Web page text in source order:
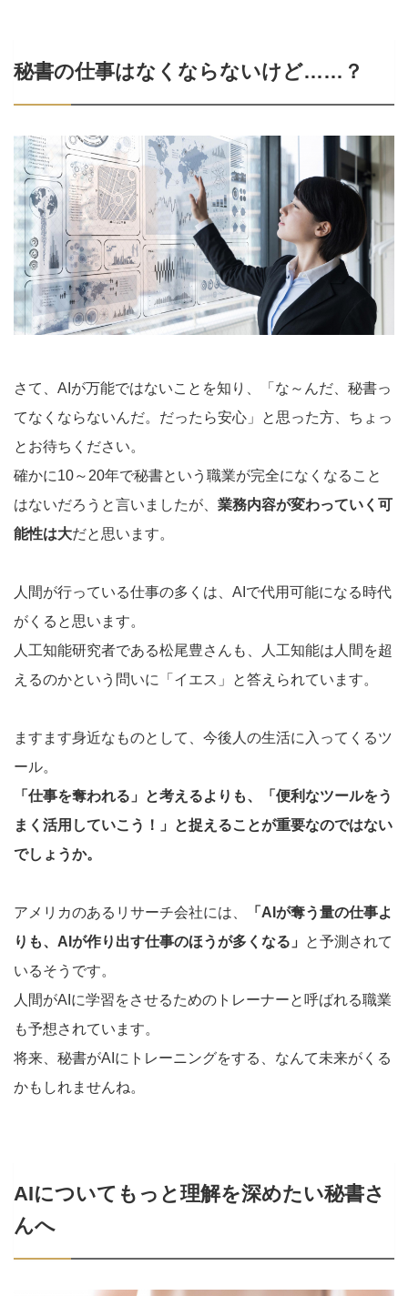
秘書の仕事はなくならないけど……？
さて、AIが万能ではないことを知り、「な～んだ、秘書っ
てなくならないんだ。だったら安心」と思った方、ちょっ
とお待ちください。
確かに10～20年で秘書という職業が完全になくなること
はないだろうと言いましたが、 業務内容が変わっていく可
能性は大だと思います。
人間が行っている仕事の多くは、AIで代用可能になる時代
がくると思います。
人工知能研究者である松尾豊さんも、人工知能は人間を超
えるのかという問いに「イエス」と答えられています。
ますます身近なものとして、今後人の生活に入ってくるツ
ール。
「仕事を奪われる」と考えるよりも、「便利なツールをう
まく活用していこう！」と捉えることが重要なのではない
でしょうか。
アメリカのあるリサーチ会社には、
「AIが奪う量の仕事よ
りも、AIが作り出す仕事のほうが多くなる」
と予測されて
いるそうです。
人間がAIに学習をさせるためのトレーナーと呼ばれる職業
も予想されています。
将来、秘書がAIにトレーニングをする、なんて未来がくる
かもしれませんね。
AIについてもっと理解を深めたい秘書さ
んへ